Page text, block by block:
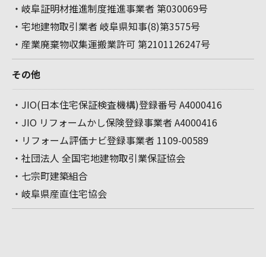
・岐阜証明材推進制度推進事業者 第030069号
・宅地建物取引業者 岐阜県知事(8)第3575号
・産業廃棄物収集運搬業許可 第2101126247号
その他
・JIO(日本住宅保証検査機構)登録番号 A4000416
・JIO リフォームかし保険登録事業者 A4000416
・リフォーム評価ナビ登録事業者 1109-00589
・社団法人 全国宅地建物取引業保証協会
・七宗町建築組合
・岐阜県産直住宅協会